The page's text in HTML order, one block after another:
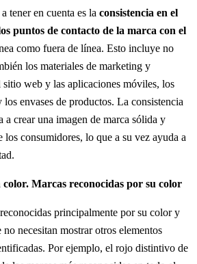
tener en cuenta es la consistencia en el
puntos de contacto de la marca con el
como fuera de línea. Esto incluye no
los materiales de marketing y
web y las aplicaciones móviles, los
envases de productos. La consistencia
a crear una imagen de marca sólida y
los consumidores, lo que a su vez ayuda a
color. Marcas reconocidas por su color
principalmente por su color y
necesitan mostrar otros elementos
Por ejemplo, el rojo distintivo de